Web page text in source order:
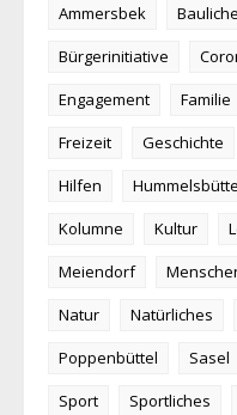
Ammersbek
Bürgerinitiative
Engagement
Familie
Freizeit
Geschichte
Hilfen
Kolumne
Kultur
Meiendorf
Natur
Natürliches
Poppenbüttel
Sasel
Sport
Sportliches